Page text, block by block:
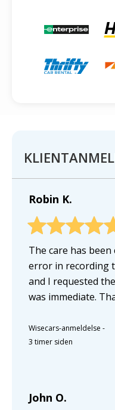
Robin K.
The care has been
error in recording
and I requested
was immediate.
Wisecars-anmeldelse -
3 timer siden
John O.